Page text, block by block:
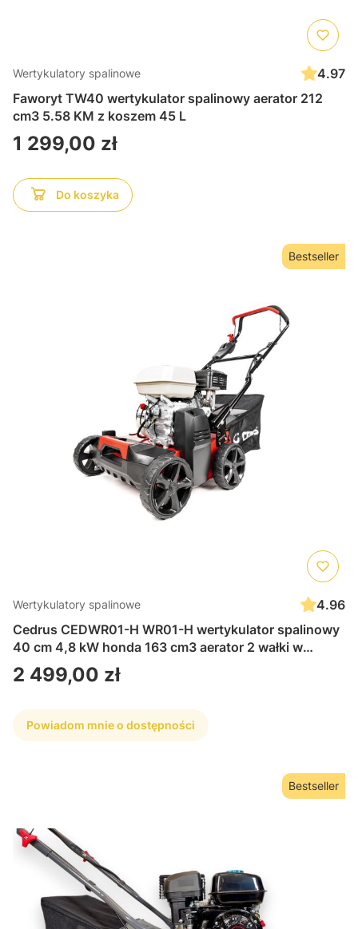
Wertykulatory spalinowe
4.97
Faworyt TW40 wertykulator spalinowy aerator 212
cm3 5.58 KM z koszem 45 L
Cena
1 299,00 zł
Do koszyka
Bestseller
Wertykulatory spalinowe
4.96
Cedrus CEDWR01-H WR01-H wertykulator spalinowy
40 cm 4,8 kW honda 163 cm3 aerator 2 wałki w
komplecie
Cena
2 499,00 zł
Powiadom mnie o dostępności
Bestseller